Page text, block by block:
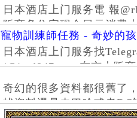
日本酒店上门服务電 報
阪商务住宅现金日元消费
京风俗 #大阪风俗 #东京
上门服务新宿风俗 #梅田
#日本萝莉 #大阪萝莉 #日
寵物訓練師任務 - 奇妙的
日本酒店上门服务找
/@jptd847utpp 东京大阪
京旅游 #大阪旅游 #东京
东京上门服务 #大阪上门
心斋桥风俗 #日本女孩 #
奇幻的很多資料都很舊了
找資料還是去巴哈或者